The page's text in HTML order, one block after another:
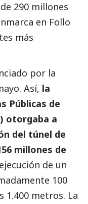
290 millones
en Follo
más
por la
Así, la
Públicas de
otorgaba a
del túnel de
millones de
de un
100
1.400 metros. La